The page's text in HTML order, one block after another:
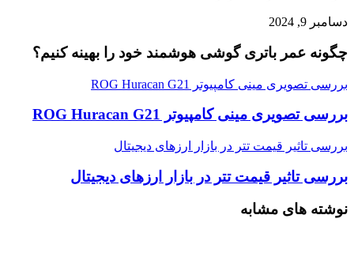
دسامبر 9, 2024
چگونه عمر باتری گوشی هوشمند خود را بهینه کنیم؟
بررسی تصویری مینی کامپیوتر ROG Huracan G21
بررسی تصویری مینی کامپیوتر ROG Huracan G21
بررسی تاثیر قیمت تتر در بازار ارزهای دیجیتال
بررسی تاثیر قیمت تتر در بازار ارزهای دیجیتال
نوشته های مشابه